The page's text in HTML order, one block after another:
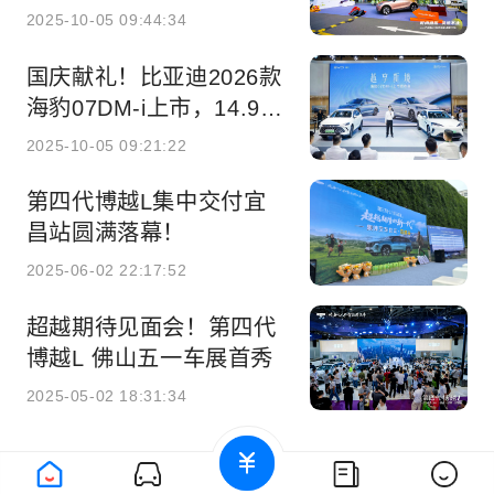
展厅开业
2025-10-05 09:44:34
国庆献礼！比亚迪2026款
海豹07DM-i上市，14.98
万起
2025-10-05 09:21:22
第四代博越L集中交付宜
昌站圆满落幕！
2025-06-02 22:17:52
超越期待见面会！第四代
博越L 佛山五一车展首秀
2025-05-02 18:31:34